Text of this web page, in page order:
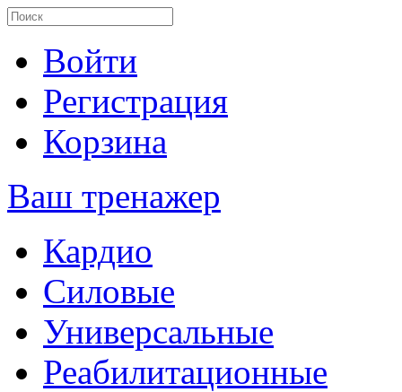
Войти
Регистрация
Корзина
Ваш тренажер
Кардио
Силовые
Универсальные
Реабилитационные